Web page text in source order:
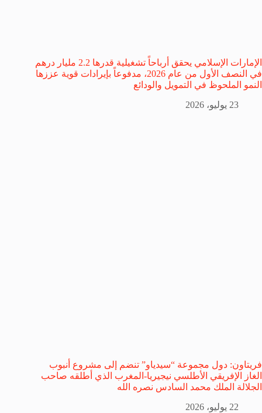
الإمارات الإسلامي يحقق أرباحاً تشغيلية قدرها 2.2 مليار درهم
في النصف الأول من عام 2026، مدفوعاً بإيرادات قوية عززها
النمو الملحوظ في التمويل والودائع
23 يوليو، 2026
فريتاون: دول مجموعة “سيدياو” تنضم إلى مشروع أنبوب
الغاز الإفريقي الأطلسي نيجيريا-المغرب الذي أطلقه صاحب
الجلالة الملك محمد السادس نصره الله
22 يوليو، 2026